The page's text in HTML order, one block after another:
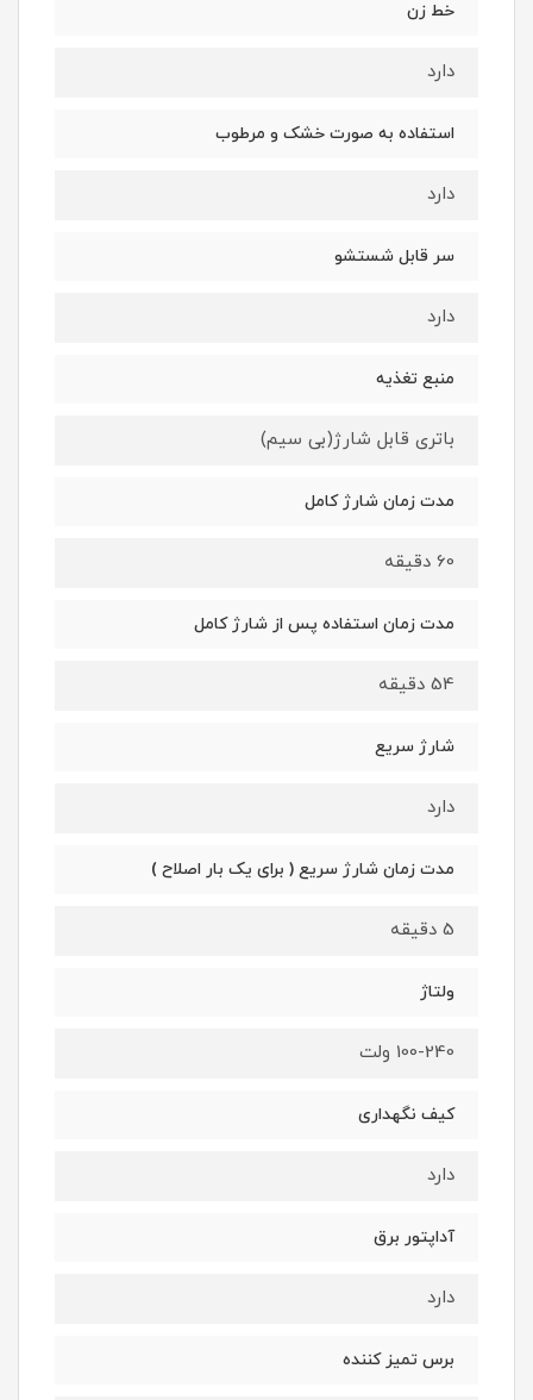
خط زن
دارد
استفاده به صورت خشک و مرطوب
دارد
سر قابل شستشو
دارد
منبع تغذیه
باتری قابل شارژ(بی سیم)
مدت زمان شارژ کامل
60 دقیقه
مدت زمان استفاده پس از شارژ کامل
54 دقیقه
شارژ سریع
دارد
مدت زمان شارژ سریع ( برای یک بار اصلاح )
5 دقیقه
ولتاژ
100-240 ولت
کیف نگهداری
دارد
آداپتور برق
دارد
برس تمیز کننده